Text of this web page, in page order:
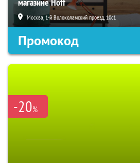
магазине Hoff
Москва, 1-й Волоколамский проезд, 10с1
Промокод
-20%